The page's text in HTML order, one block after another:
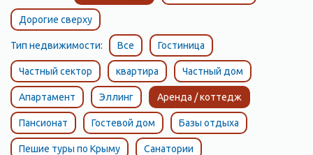
Дорогие сверху
Тип недвижимости: Все Гостиница
Частный сектор квартира Частный дом
Апартамент Эллинг Аренда / коттедж
Пансионат Гостевой дом Базы отдыха
Пешие туры по Крыму Санатории